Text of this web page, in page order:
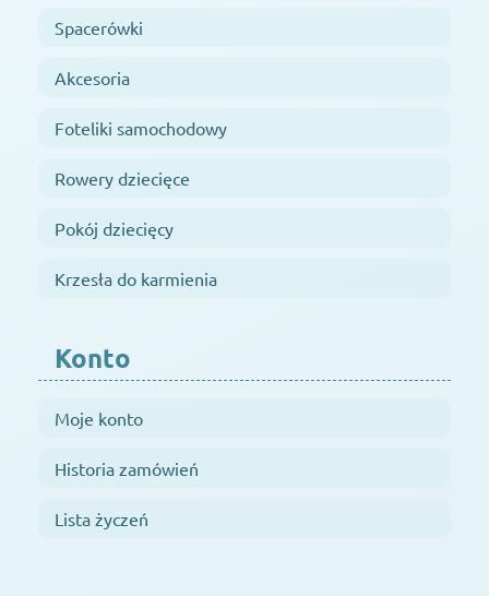
Spacerówki
Akcesoria
Foteliki samochodowy
Rowery dziecięce
Pokój dziecięcy
Krzesła do karmienia
Konto
Moje konto
Historia zamówień
Lista życzeń